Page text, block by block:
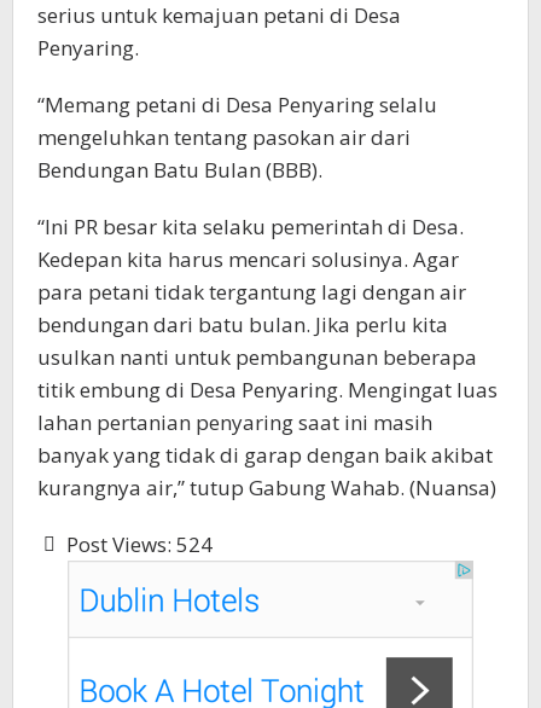
serius untuk kemajuan petani di Desa
Penyaring.
“Memang petani di Desa Penyaring selalu
mengeluhkan tentang pasokan air dari
Bendungan Batu Bulan (BBB).
“Ini PR besar kita selaku pemerintah di Desa.
Kedepan kita harus mencari solusinya. Agar
para petani tidak tergantung lagi dengan air
bendungan dari batu bulan. Jika perlu kita
usulkan nanti untuk pembangunan beberapa
titik embung di Desa Penyaring. Mengingat luas
lahan pertanian penyaring saat ini masih
banyak yang tidak di garap dengan baik akibat
kurangnya air,” tutup Gabung Wahab. (Nuansa)
Post Views: 524